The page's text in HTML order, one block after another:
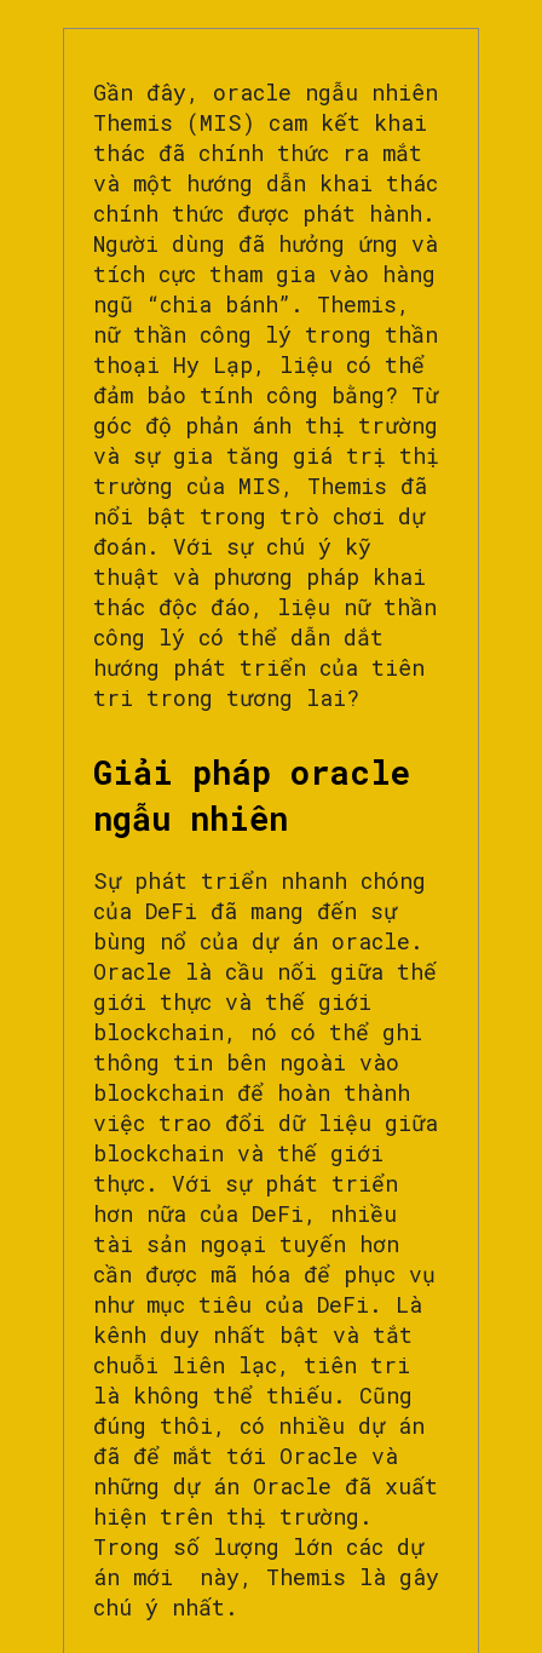
Gần đây, oracle ngẫu nhiên
Themis (MIS) cam kết khai
thác đã chính thức ra mắt
và một hướng dẫn khai thác
chính thức được phát hành.
Người dùng đã hưởng ứng và
tích cực tham gia vào hàng
ngũ “chia bánh”. Themis,
nữ thần công lý trong thần
thoại Hy Lạp, liệu có thể
đảm bảo tính công bằng? Từ
góc độ phản ánh thị trường
và sự gia tăng giá trị thị
trường của MIS, Themis đã
nổi bật trong trò chơi dự
đoán. Với sự chú ý kỹ
thuật và phương pháp khai
thác độc đáo, liệu nữ thần
công lý có thể dẫn dắt
hướng phát triển của tiên
tri trong tương lai?
Giải pháp oracle
ngẫu nhiên
Sự phát triển nhanh chóng
của DeFi đã mang đến sự
bùng nổ của dự án oracle.
Oracle là cầu nối giữa thế
giới thực và thế giới
blockchain, nó có thể ghi
thông tin bên ngoài vào
blockchain để hoàn thành
việc trao đổi dữ liệu giữa
blockchain và thế giới
thực. Với sự phát triển
hơn nữa của DeFi, nhiều
tài sản ngoại tuyến hơn
cần được mã hóa để phục vụ
như mục tiêu của DeFi. Là
kênh duy nhất bật và tắt
chuỗi liên lạc, tiên tri
là không thể thiếu. Cũng
đúng thôi, có nhiều dự án
đã để mắt tới Oracle và
những dự án Oracle đã xuất
hiện trên thị trường.
Trong số lượng lớn các dự
án mới này, Themis là gây
chú ý nhất.